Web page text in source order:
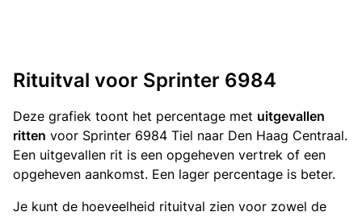
Rituitval voor Sprinter 6984
Deze grafiek toont het percentage met uitgevallen
ritten voor Sprinter 6984 Tiel naar Den Haag Centraal.
Een uitgevallen rit is een opgeheven vertrek of een
opgeheven aankomst. Een lager percentage is beter.
Je kunt de hoeveelheid rituitval zien voor zowel de